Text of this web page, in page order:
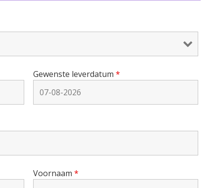
Gewenste leverdatum *
Voornaam *